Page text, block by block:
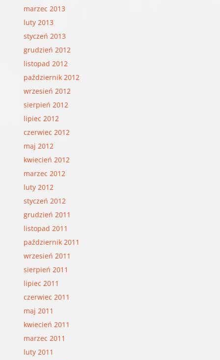
marzec 2013
luty 2013
styczeń 2013
grudzień 2012
listopad 2012
październik 2012
wrzesień 2012
sierpień 2012
lipiec 2012
czerwiec 2012
maj 2012
kwiecień 2012
marzec 2012
luty 2012
styczeń 2012
grudzień 2011
listopad 2011
październik 2011
wrzesień 2011
sierpień 2011
lipiec 2011
czerwiec 2011
maj 2011
kwiecień 2011
marzec 2011
luty 2011